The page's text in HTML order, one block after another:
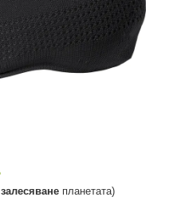
залесяване планетата)